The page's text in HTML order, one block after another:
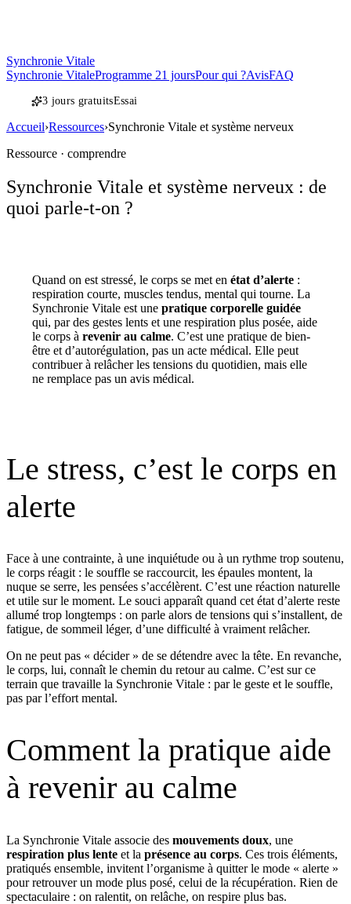
Synchronie Vitale
Synchronie VitaleProgramme 21 joursPour qui ?AvisFAQ
3 jours gratuitsEssai
Accueil›Ressources›Synchronie Vitale et système nerveux
Ressource · comprendre
Synchronie Vitale et système nerveux : de
quoi parle-t-on ?
Quand on est stressé, le corps se met en état d’alerte :
respiration courte, muscles tendus, mental qui tourne. La
Synchronie Vitale est une pratique corporelle guidée
qui, par des gestes lents et une respiration plus posée, aide
le corps à revenir au calme. C’est une pratique de bien-
être et d’autorégulation, pas un acte médical. Elle peut
contribuer à relâcher les tensions du quotidien, mais elle
ne remplace pas un avis médical.
Le stress, c’est le corps en
alerte
Face à une contrainte, à une inquiétude ou à un rythme trop soutenu,
le corps réagit : le souffle se raccourcit, les épaules montent, la
nuque se serre, les pensées s’accélèrent. C’est une réaction naturelle
et utile sur le moment. Le souci apparaît quand cet état d’alerte reste
allumé trop longtemps : on parle alors de tensions qui s’installent, de
fatigue, de sommeil léger, d’une difficulté à vraiment relâcher.
On ne peut pas « décider » de se détendre avec la tête. En revanche,
le corps, lui, connaît le chemin du retour au calme. C’est sur ce
terrain que travaille la Synchronie Vitale : par le geste et le souffle,
pas par l’effort mental.
Comment la pratique aide
à revenir au calme
La Synchronie Vitale associe des mouvements doux, une
respiration plus lente et la présence au corps. Ces trois éléments,
pratiqués ensemble, invitent l’organisme à quitter le mode « alerte »
pour retrouver un mode plus posé, celui de la récupération. Rien de
spectaculaire : on ralentit, on relâche, on respire plus bas.